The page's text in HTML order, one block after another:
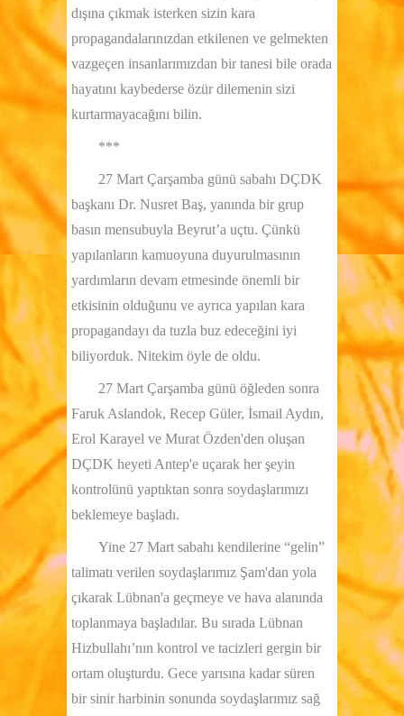
dışına çıkmak isterken sizin kara
propagandalarınızdan etkilenen ve gelmekten
vazgeçen insanlarımızdan bir tanesi bile orada
hayatını kaybederse özür dilemenin sizi
kurtarmayacağını bilin.
***
27 Mart Çarşamba günü sabahı DÇDK
başkanı Dr. Nusret Baş, yanında bir grup
basın mensubuyla Beyrut’a uçtu. Çünkü
yapılanların kamuoyuna duyurulmasının
yardımların devam etmesinde önemli bir
etkisinin olduğunu ve ayrıca yapılan kara
propagandayı da tuzla buz edeceğini iyi
biliyorduk. Nitekim öyle de oldu.
27 Mart Çarşamba günü öğleden sonra
Faruk Aslandok, Recep Güler, İsmail Aydın,
Erol Karayel ve Murat Özden'den oluşan
DÇDK heyeti Antep'e uçarak her şeyin
kontrolünü yaptıktan sonra soydaşlarımızı
beklemeye başladı.
Yine 27 Mart sabahı kendilerine “gelin”
talimatı verilen soydaşlarımız Şam'dan yola
çıkarak Lübnan'a geçmeye ve hava alanında
toplanmaya başladılar. Bu sırada Lübnan
Hizbullahı’nın kontrol ve tacizleri gergin bir
ortam oluşturdu. Gece yarısına kadar süren
bir sinir harbinin sonunda soydaşlarımız sağ